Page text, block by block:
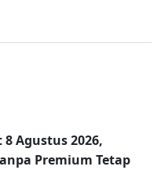
8 Agustus 2026,
Premium Tetap